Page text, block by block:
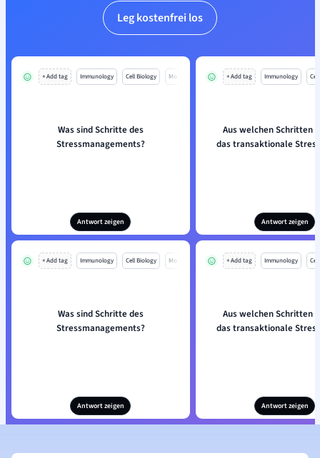
Leg kostenfrei los
+ Add tag Immunology Cell Biology Mo
Was sind Schritte des
Stressmanagements?
Antwort zeigen
+ Add tag Immunology
Aus welchen Schritten
das transaktionale
Antwort zeigen
+ Add tag Immunology Cell Biology Mo
Was sind Schritte des
Stressmanagements?
Antwort zeigen
+ Add tag Immunology
Aus welchen Schritten
das transaktionale
Antwort zeigen